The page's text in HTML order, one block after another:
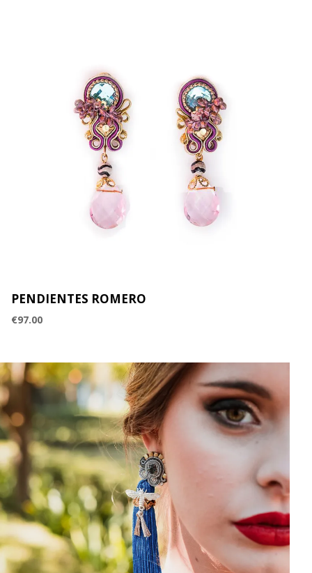
PENDIENTES ROMERO
€97.00